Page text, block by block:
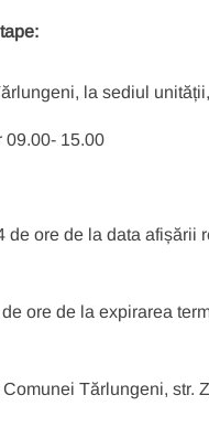
la sediul
09.00- 15.00
ore de la data afișării
ore de la expirarea
Tărlungeni, str.